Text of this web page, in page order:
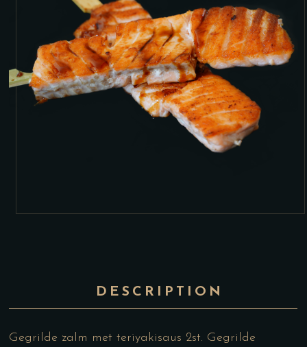
DESCRIPTION
Gegrilde zalm met teriyakisaus 2st. Gegrilde